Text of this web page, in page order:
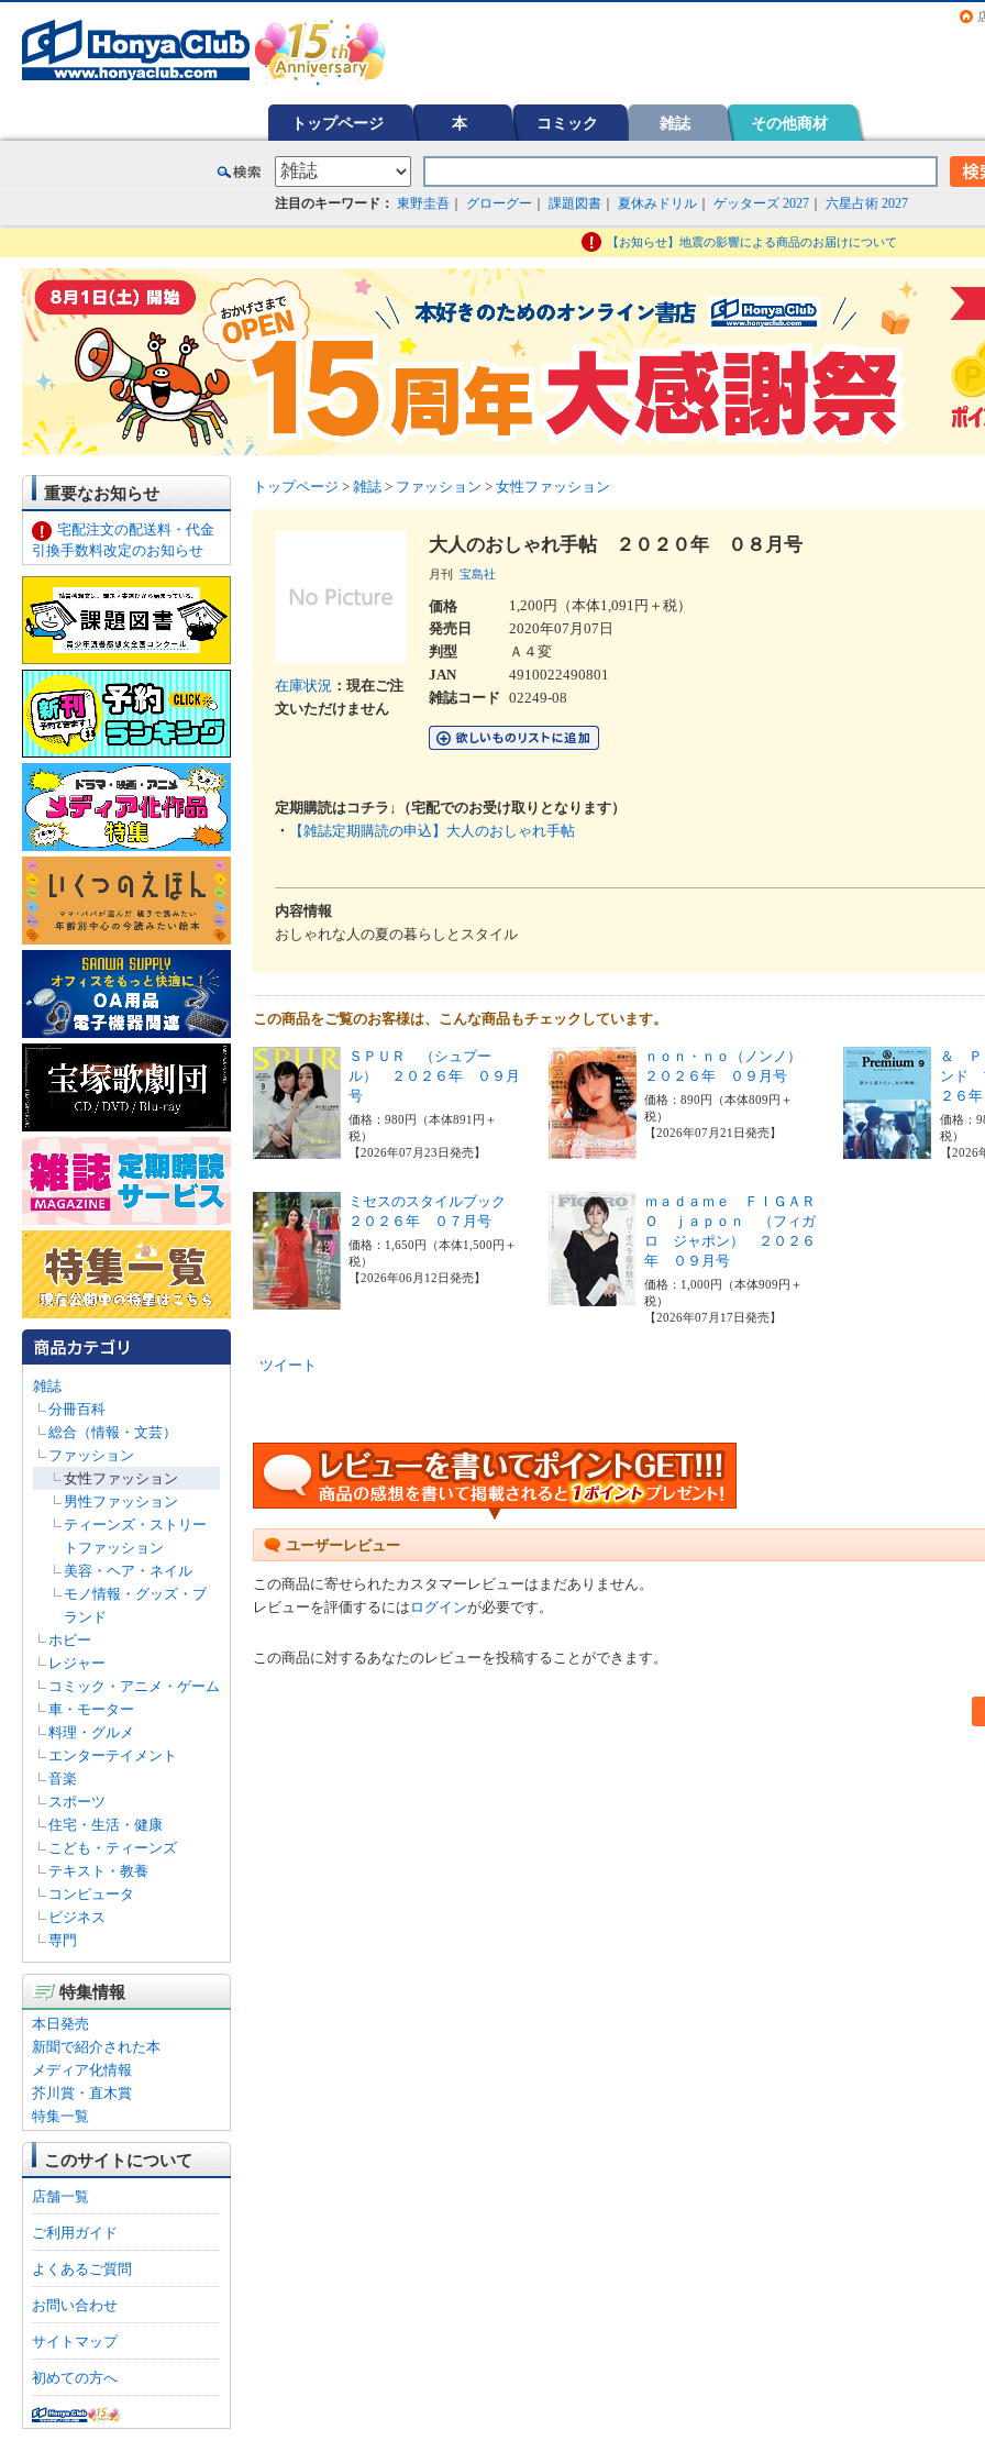
トップページ 本 コミック 雑誌 その他商材
注目のキーワード： 東野圭吾 グローグー 課題図書 夏休みドリル ゲッターズ 2027 六星占術 2027
【お知らせ】地震の影響による商品のお届けについて
重要なお知らせ
宅配注文の配送料・代金
引換手数料改定のお知らせ
雑誌
分冊百科
総合（情報・文芸）
ファッション
女性ファッション
男性ファッション
ティーンズ・ストリー
トファッション
美容・ヘア・ネイル
モノ情報・グッズ・ブ
ランド
ホビー
レジャー
コミック・アニメ・ゲーム
車・モーター
料理・グルメ
エンターテイメント
音楽
スポーツ
住宅・生活・健康
こども・ティーンズ
テキスト・教養
コンピュータ
ビジネス
専門
特集情報
本日発売
新聞で紹介された本
メディア化情報
芥川賞・直木賞
特集一覧
このサイトについて
店舗一覧
ご利用ガイド
よくあるご質問
お問い合わせ
サイトマップ
初めての方へ
トップページ > 雑誌 > ファッション > 女性ファッション
在庫状況 ：現在ご注
文いただけません
大人のおしゃれ手帖 ２０２０年 ０８月号
月刊 宝島社
価格
1,200円（本体1,091円＋税）
発売日
2020年07月07日
判型
Ａ４変
JAN
4910022490801
雑誌コード
02249-08
定期購読はコチラ↓（宅配でのお受け取りとなります）
・
【雑誌定期購読の申込】大人のおしゃれ手帖
内容情報
おしゃれな人の夏の暮らしとスタイル
この商品をご覧のお客様は、こんな商品もチェックしています。
ＳＰＵＲ （シュプー
ル） ２０２６年 ０９月
号
価格：980円（本体891円＋
税）
【2026年07月23日発売】
ｎｏｎ・ｎｏ（ノンノ）
２０２６年 ０９月号
価格：890円（本体809円＋
税）
【2026年07月21日発売】
＆ Ｐ
ンド
２６
価格：
税）
【2026
ミセスのスタイルブック
２０２６年 ０７月号
価格：1,650円（本体1,500円＋
税）
【2026年06月12日発売】
ｍａｄａｍｅ ＦＩＧＡＲ
Ｏ ｊａｐｏｎ （フィガ
ロ ジャポン） ２０２６
年 ０９月号
価格：1,000円（本体909円＋
税）
【2026年07月17日発売】
ツイート
ユーザーレビュー
この商品に寄せられたカスタマーレビューはまだありません。
レビューを評価するには ログインが必要です。
この商品に対するあなたのレビューを投稿することができます。